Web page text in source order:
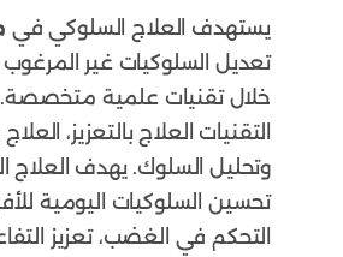
يستهدف العلاج السلوكي في
تعديل السلوكيات غير
خلال تقنيات علمية
التقنيات العلاج بالتعزيز،
وتحليل السلوك. يهدف العلاج
تحسين السلوكيات اليومية
التحكم في الغضب، تعزيز